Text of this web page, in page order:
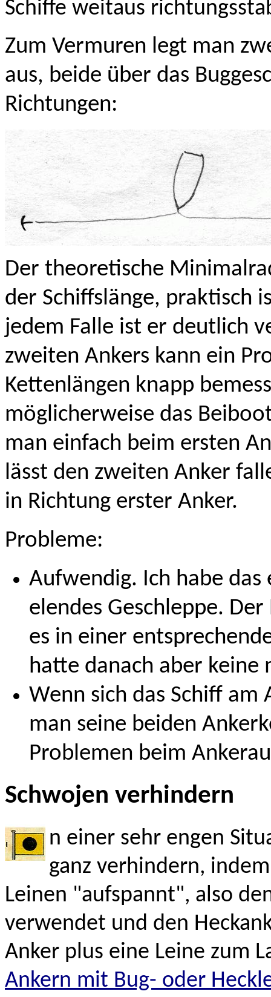
Schiffe weitaus
Zum Vermuren legt man
aus, beide über das
Richtungen:
Der theoretische
der Schiffslänge, praktisch
jedem Falle ist er deutlich
zweiten Ankers kann ein
Kettenlängen knapp
möglicherweise das
man einfach beim ersten
lässt den zweiten Anker
in Richtung erster Anker.
Probleme:
Aufwendig. Ich habe
elendes Geschleppe.
es in einer
hatte danach aber keine
Wenn sich das Schiff
man seine beiden
Problemen beim
Schwojen verhindern
n einer sehr engen
ganz verhindern,
Leinen "aufspannt", also
verwendet und den
Anker plus eine Leine zum
Ankern mit Bug- oder